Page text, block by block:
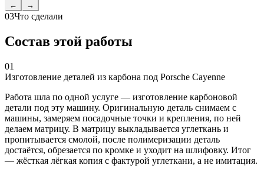
← →
03Что сделали
Состав этой работы
01
Изготовление деталей из карбона под Porsche Cayenne
Работа шла по одной услуге — изготовление карбоновой
детали под эту машину. Оригинальную деталь снимаем с
машины, замеряем посадочные точки и крепления, по ней
делаем матрицу. В матрицу выкладывается углеткань и
пропитывается смолой, после полимеризации деталь
достаётся, обрезается по кромке и уходит на шлифовку. Итог
— жёсткая лёгкая копия с фактурой углеткани, а не имитация.